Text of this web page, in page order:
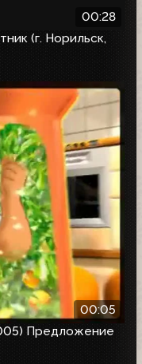
00:28
(г. Норильск,
00:05
Предложение